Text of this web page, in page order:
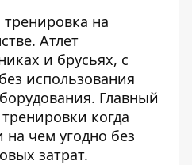
на
Атлет
и брусьях, с
использования
Главный
когда
на чем угодно без
затрат.